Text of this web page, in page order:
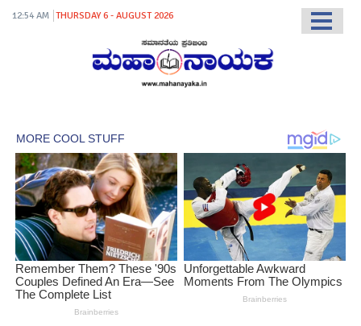
12:54 AM THURSDAY 6 - AUGUST 2026